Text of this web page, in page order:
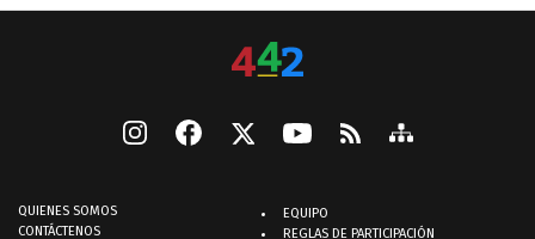
QUIENES SOMOS
CONTÁCTENOS
EQUIPO
REGLAS DE PARTICIPACIÓN